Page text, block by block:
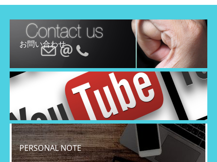
お問い合わせ
PERSONAL NOTE